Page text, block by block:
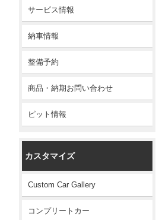
サービス情報
納車情報
整備予約
商品・納期お問い合わせ
ピット情報
カスタマイズ
Custom Car Gallery
コンプリートカー